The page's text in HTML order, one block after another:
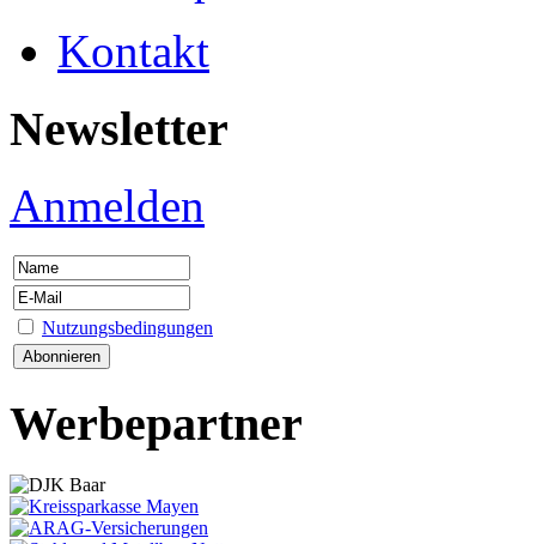
Kontakt
Newsletter
Anmelden
Nutzungsbedingungen
Werbepartner